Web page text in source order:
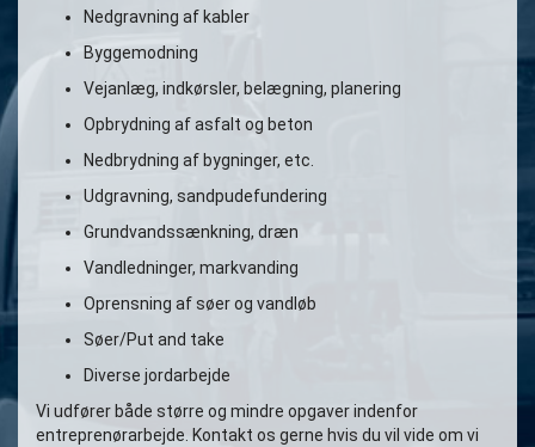
Nedgravning af kabler
Byggemodning
Vejanlæg, indkørsler, belægning, planering
Opbrydning af asfalt og beton
Nedbrydning af bygninger, etc.
Udgravning, sandpudefundering
Grundvandssænkning, dræn
Vandledninger, markvanding
Oprensning af søer og vandløb
Søer/Put and take
Diverse jordarbejde
Vi udfører både større og mindre opgaver indenfor
entreprenørarbejde. Kontakt os gerne hvis du vil vide om vi